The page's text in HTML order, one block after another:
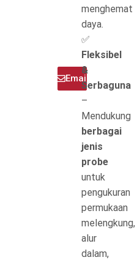
Telepon
Email
menghemat
daya.
✅
Fleksibel
&
Serbaguna
–
Mendukung
berbagai
jenis
probe
untuk
pengukuran
permukaan
melengkung,
alur
dalam,